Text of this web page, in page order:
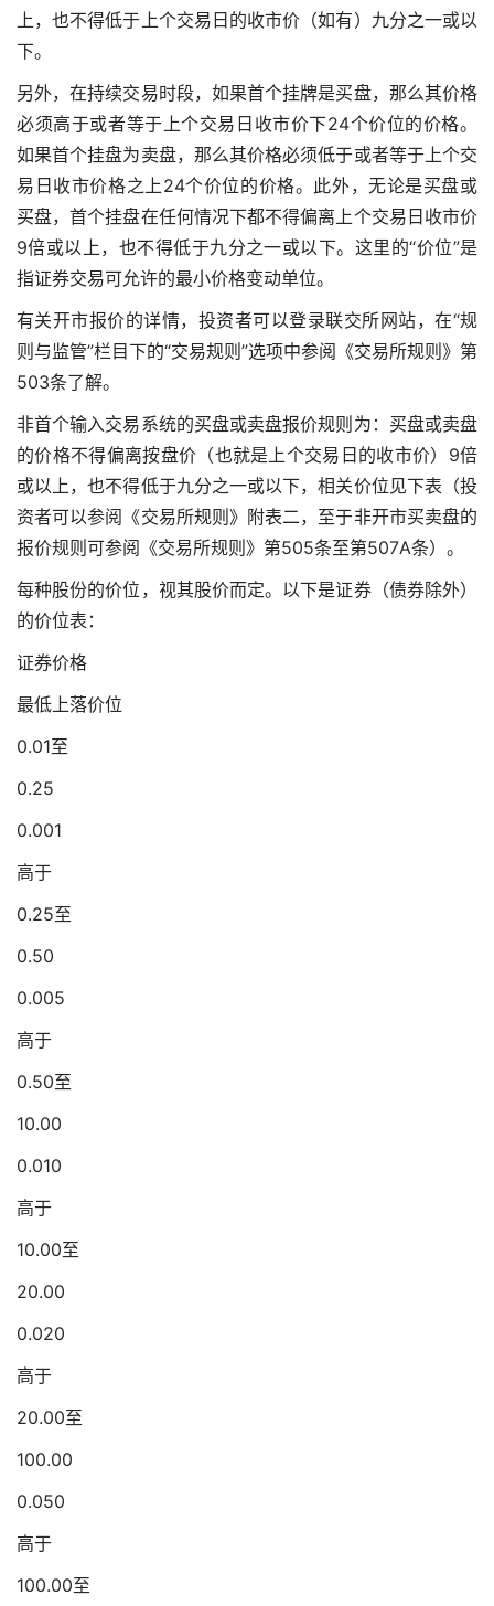
上，也不得低于上个交易日的收市价（如有）九分之一或以
下。
另外，在持续交易时段，如果首个挂牌是买盘，那么其价格
必须高于或者等于上个交易日收市价下24个价位的价格。
如果首个挂盘为卖盘，那么其价格必须低于或者等于上个交
易日收市价格之上24个价位的价格。此外，无论是买盘或
买盘，首个挂盘在任何情况下都不得偏离上个交易日收市价
9倍或以上，也不得低于九分之一或以下。这里的“价位”是
指证券交易可允许的最小价格变动单位。
有关开市报价的详情，投资者可以登录联交所网站，在“规
则与监管”栏目下的“交易规则”选项中参阅《交易所规则》第
503条了解。
非首个输入交易系统的买盘或卖盘报价规则为：买盘或卖盘
的价格不得偏离按盘价（也就是上个交易日的收市价）9倍
或以上，也不得低于九分之一或以下，相关价位见下表（投
资者可以参阅《交易所规则》附表二，至于非开市买卖盘的
报价规则可参阅《交易所规则》第505条至第507A条）。
每种股份的价位，视其股价而定。以下是证券（债券除外）
的价位表：
证券价格
最低上落价位
0.01至
0.25
0.001
高于
0.25至
0.50
0.005
高于
0.50至
10.00
0.010
高于
10.00至
20.00
0.020
高于
20.00至
100.00
0.050
高于
100.00至